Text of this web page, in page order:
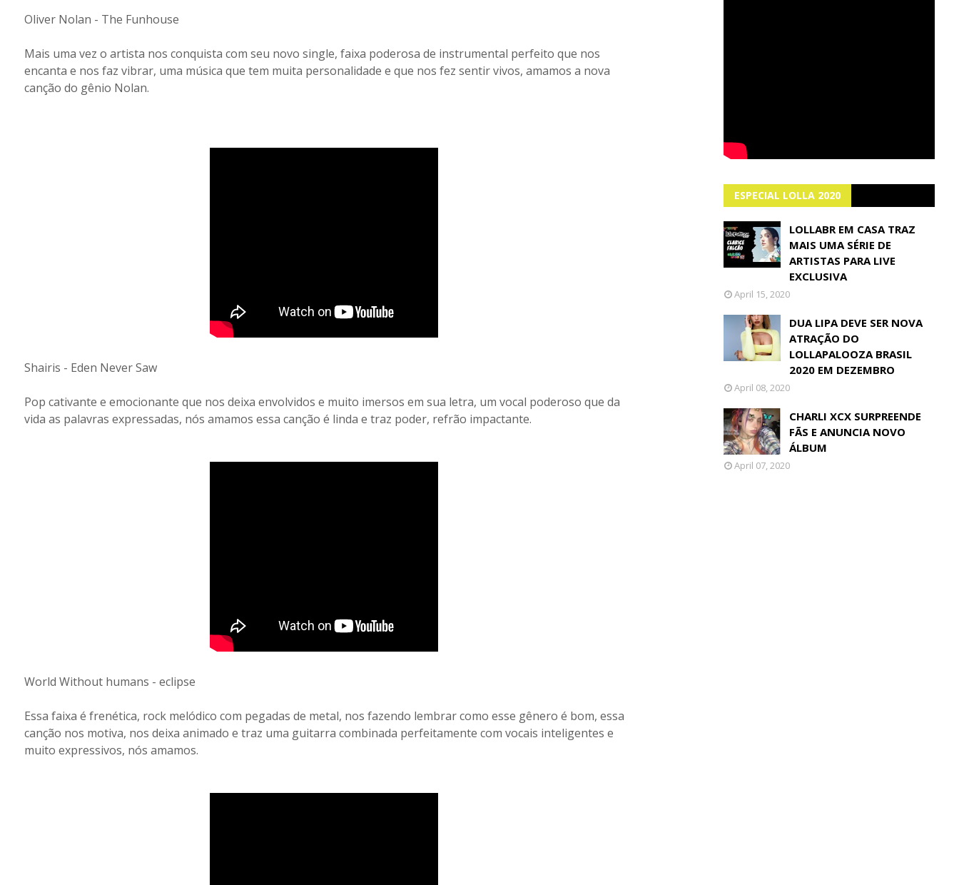
Oliver Nolan - The Funhouse
Mais uma vez o artista nos conquista com seu novo single, faixa poderosa de instrumental perfeito que nos
encanta e nos faz vibrar, uma música que tem muita personalidade e que nos fez sentir vivos, amamos a nova
canção do gênio Nolan.
Shairis - Eden Never Saw
Pop cativante e emocionante que nos deixa envolvidos e muito imersos em sua letra, um vocal poderoso que da
vida as palavras expressadas, nós amamos essa canção é linda e traz poder, refrão impactante.
World Without humans - eclipse
Essa faixa é frenética, rock melódico com pegadas de metal, nos fazendo lembrar como esse gênero é bom, essa
canção nos motiva, nos deixa animado e traz uma guitarra combinada perfeitamente com vocais inteligentes e
muito expressivos, nós amamos.
ESPECIAL LOLLA 2020
LOLLABR EM CASA TRAZ
MAIS UMA SÉRIE DE
ARTISTAS PARA LIVE
EXCLUSIVA
April 15, 2020
DUA LIPA DEVE SER NOVA
ATRAÇÃO DO
LOLLAPALOOZA BRASIL
2020 EM DEZEMBRO
April 08, 2020
CHARLI XCX SURPREENDE
FÃS E ANUNCIA NOVO
ÁLBUM
April 07, 2020